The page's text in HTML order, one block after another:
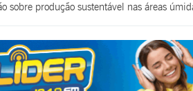
produção sustentável nas áreas